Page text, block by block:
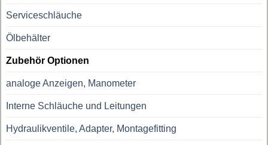
Serviceschläuche
Ölbehälter
Zubehör Optionen
analoge Anzeigen, Manometer
Interne Schläuche und Leitungen
Hydraulikventile, Adapter, Montagefitting